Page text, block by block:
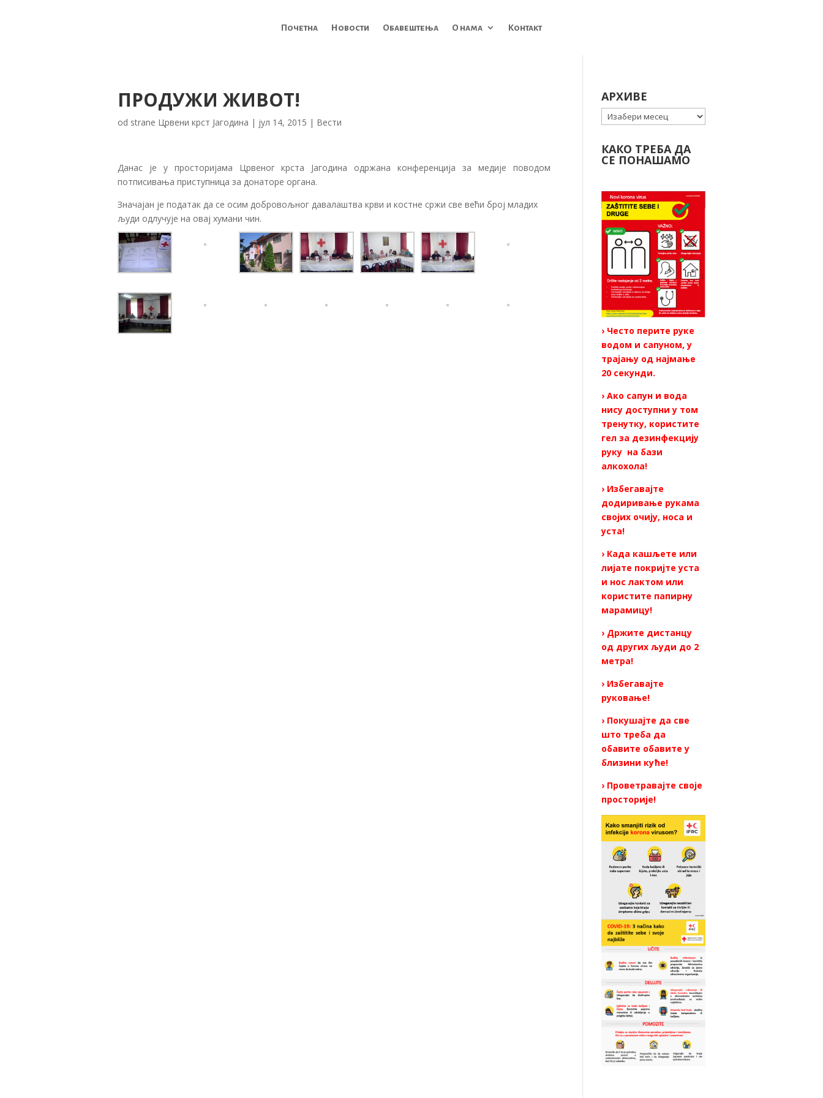
Почетна Новости Обавештења О нама Контакт
ПРОДУЖИ ЖИВОТ!
od strane Црвени крст Јагодина | јул 14, 2015 | Вести
Данас је у просторијама Црвеног крста Јагодина одржана конференција за медије поводом
потписивања приступница за донаторе органа.
Значајан је податак да се осим добровољног давалаштва крви и костне сржи све већи број младих
људи одлучује на овај хумани чин.
АРХИВЕ
Архиве
КАКО ТРЕБА ДА
СЕ ПОНАШАМО
› Често перите руке
водом и сапуном, у
трајању од најмање
20 секунди.
› Ако сапун и вода
нису доступни у том
тренутку, користите
гел за дезинфекцију
руку на бази
алкохола!
› Избегавајте
додиривање рукама
својих очију, носа и
уста!
› Када кашљете или
лијате покријте уста
и нос лактом или
користите папирну
марамицу!
› Држите дистанцу
од других људи до 2
метра!
› Избегавајте
руковање!
› Покушајте да све
што треба да
обавите обавите у
близини куће!
› Проветравајте своје
просторије!